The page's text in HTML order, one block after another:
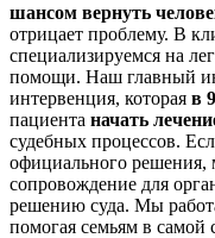
шансом вернуть
отрицает проблему. В
специализируемся на
помощи. Наш главный
интервенция, которая в
пациента начать
судебных процессов.
официального решения,
сопровождение для
решению суда. Мы
помогая семьям в самой